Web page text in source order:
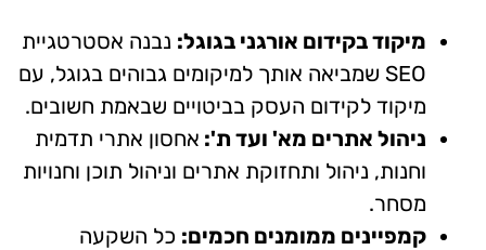
בקידום אורגני בגוגל:נבנה אסטרטגיית
SEO שמביאה אותך למיקומים גבוהים בגוגל, עם
לקידום העסק בביטויים שבאמת חשובים.
אתרים מא' ועד ת':אחסון אתרי תדמית
ניהול ותחזוקת אתרים וניהול תוכן וחנויות
ממומנים חכמים:כל השקעה